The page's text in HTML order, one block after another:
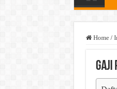
Home /
Gaji